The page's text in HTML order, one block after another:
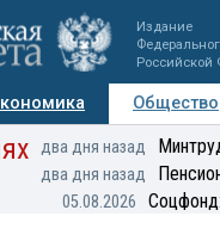
Издание
Российской
Общество
Мнения
два дня назад
два дня назад
05.08.2026